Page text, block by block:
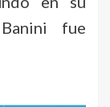
fue